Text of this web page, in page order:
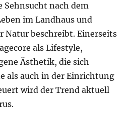
Sehnsucht nach dem
im Landhaus und
Natur beschreibt. Einerseits
als Lifestyle,
Ästhetik, die sich
als auch in der Einrichtung
wird der Trend aktuell